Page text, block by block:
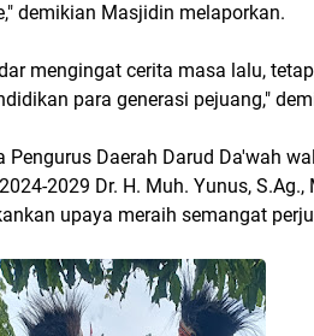
demikian Masjidin melaporkan.
mengingat cerita masa lalu,
para generasi pejuang,"
Pengurus Daerah Darud Da'wah
2029 Dr. H. Muh. Yunus, S.Ag.,
upaya meraih semangat